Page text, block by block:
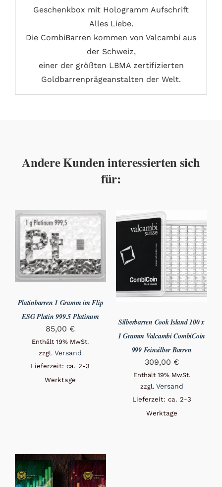
Geschenkbox mit Hologramm Aufschrift
Alles Liebe.
Die CombiBarren kommen von Valcambi aus
der Schweiz,
einer der größten LBMA zertifizierten
Goldbarrenprägeanstalten der Welt.
Andere Kunden interessierten sich
für:
Platinbarren 1 Gramm im Flip
ESG Platin 999.5 Platinum
85,00 €
Enthält 19% MwSt.
zzgl.Versand
Lieferzeit: ca. 2-3
Werktage
Silberbarren Cook Island 100 x
1 Gramm Valcambi CombiCoin
999 Feinsilber Barren
309,00 €
Enthält 19% MwSt.
zzgl. Versand
Lieferzeit: ca. 2-3
Werktage